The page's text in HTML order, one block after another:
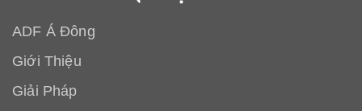
ADF Á Đông
Giới Thiệu
Giải Pháp